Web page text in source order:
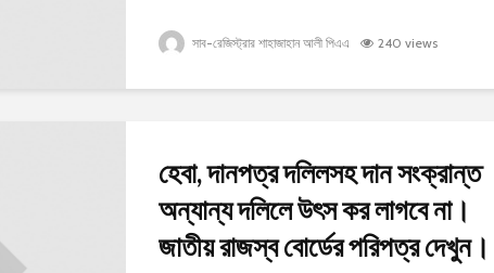
সাব-রেজিস্ট্রার শাহাজাহান আলী পিএএ 240 views
হেবা, দানপত্র দলিলসহ দান সংক্রান্ত
অন্যান্য দলিলে উৎস কর লাগবে না।
জাতীয় রাজস্ব বোর্ডের পরিপত্র দেখুন।